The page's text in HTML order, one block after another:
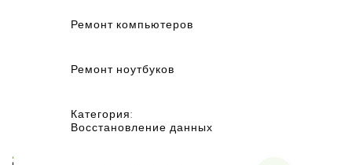
Ремонт компьютеров
Ремонт ноутбуков
Категория:
Восстановление данных